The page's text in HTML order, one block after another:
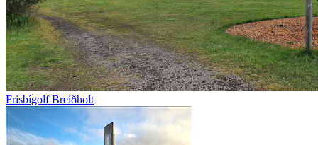
Frisbígolf Breiðholt